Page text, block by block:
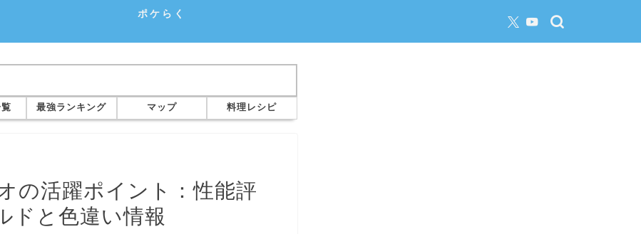
ポケらく
最強ランキング マップ 料理レシピ
の活躍ポイント：性能評
ドと色違い情報